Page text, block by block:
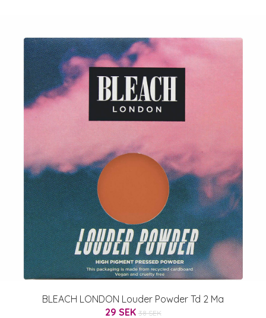
BLEACH LONDON Louder Powder Td 2 Ma
29 SEK 38 SEK